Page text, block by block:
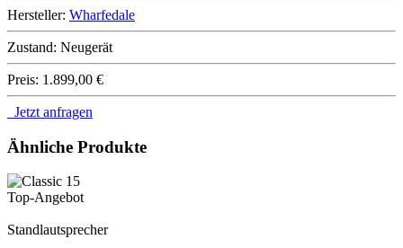
Hersteller: Wharfedale
Zustand: Neugerät
Preis: 1.899,00 €
Jetzt anfragen
Ähnliche Produkte
Top-Angebot
Standlautsprecher